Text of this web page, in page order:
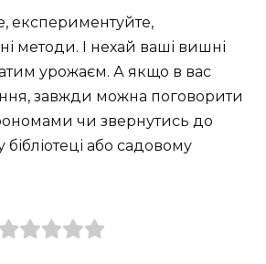
експериментуйте,
методи. І нехай ваші вишні
урожаєм. А якщо в вас
завжди можна поговорити
чи звернутись до
або садовому